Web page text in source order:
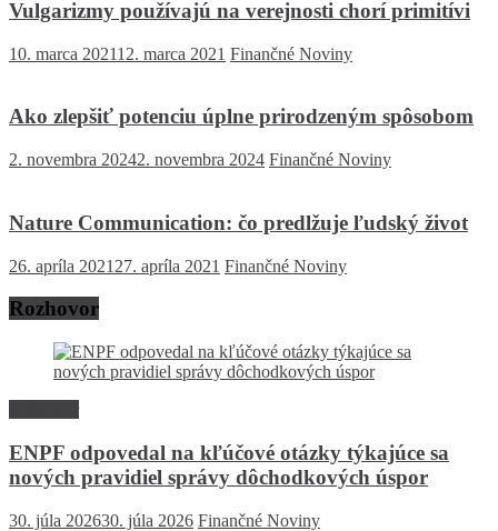
Vulgarizmy používajú na verejnosti chorí primitívi
10. marca 202112. marca 2021 Finančné Noviny
Ako zlepšiť potenciu úplne prirodzeným spôsobom
2. novembra 20242. novembra 2024 Finančné Noviny
Nature Communication: čo predlžuje ľudský život
26. apríla 2021 27. apríla 2021 Finančné Noviny
Rozhovor
ENPF odpovedal na kľúčové otázky týkajúce sa
nových pravidiel správy dôchodkových úspor
30. júla 202630. júla 2026 Finančné Noviny